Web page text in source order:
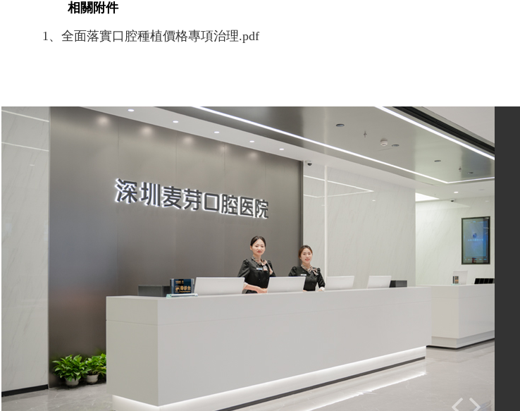
相關附件
1、全面落實口腔種植價格專項治理.pdf